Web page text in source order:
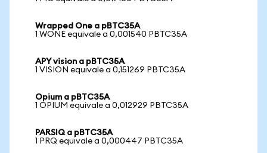
Wrapped One a pBTC35A
1 WONE equivale a 0,001540 PBTC35A
APY vision a pBTC35A
1 VISION equivale a 0,151269 PBTC35A
Opium a pBTC35A
1 OPIUM equivale a 0,012929 PBTC35A
PARSIQ a pBTC35A
1 PRQ equivale a 0,000447 PBTC35A